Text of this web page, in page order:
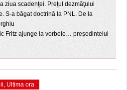
ziua scadenţei. Preţul dezmăţului
S-a băgat doctrină la PNL. De la
Fritz ajunge la vorbele… preşedintelui
, Ultima ora